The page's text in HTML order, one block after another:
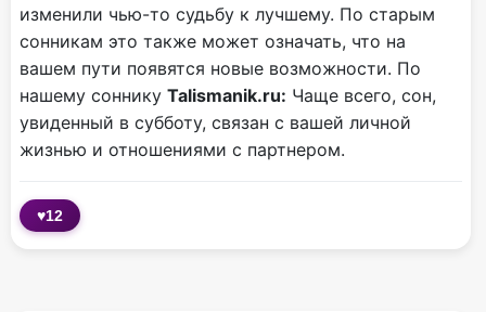
изменили чью-то судьбу к лучшему. По старым
сонникам это также может означать, что на
вашем пути появятся новые возможности. По
нашему соннику Talismanik.ru: Чаще всего, сон,
увиденный в субботу, связан с вашей личной
жизнью и отношениями с партнером.
♥12